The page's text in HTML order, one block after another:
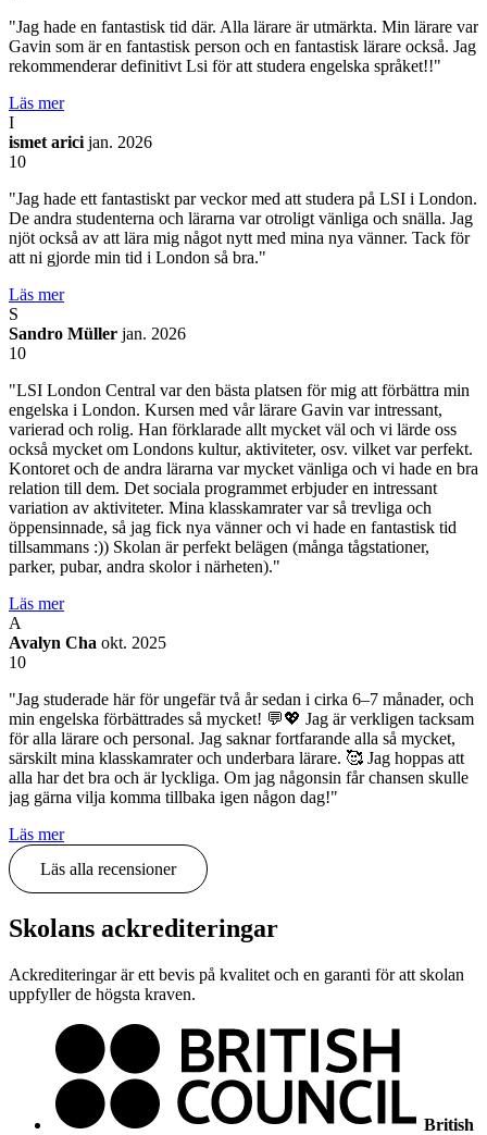
"Jag hade en fantastisk tid där. Alla lärare är utmärkta. Min lärare var
Gavin som är en fantastisk person och en fantastisk lärare också. Jag
rekommenderar definitivt Lsi för att studera engelska språket!!"
Läs mer
I
ismet arici jan. 2026
10
"Jag hade ett fantastiskt par veckor med att studera på LSI i London.
De andra studenterna och lärarna var otroligt vänliga och snälla. Jag
njöt också av att lära mig något nytt med mina nya vänner. Tack för
att ni gjorde min tid i London så bra."
Läs mer
S
Sandro Müller jan. 2026
10
"LSI London Central var den bästa platsen för mig att förbättra min
engelska i London. Kursen med vår lärare Gavin var intressant,
varierad och rolig. Han förklarade allt mycket väl och vi lärde oss
också mycket om Londons kultur, aktiviteter, osv. vilket var perfekt.
Kontoret och de andra lärarna var mycket vänliga och vi hade en bra
relation till dem. Det sociala programmet erbjuder en intressant
variation av aktiviteter. Mina klasskamrater var så trevliga och
öppensinnade, så jag fick nya vänner och vi hade en fantastisk tid
tillsammans :)) Skolan är perfekt belägen (många tågstationer,
parker, pubar, andra skolor i närheten)."
Läs mer
A
Avalyn Cha okt. 2025
10
"Jag studerade här för ungefär två år sedan i cirka 6–7 månader, och
min engelska förbättrades så mycket! 💬💖 Jag är verkligen tacksam
för alla lärare och personal. Jag saknar fortfarande alla så mycket,
särskilt mina klasskamrater och underbara lärare. 🥰 Jag hoppas att
alla har det bra och är lyckliga. Om jag någonsin får chansen skulle
jag gärna vilja komma tillbaka igen någon dag!"
Läs mer
Läs alla recensioner
Skolans ackrediteringar
Ackrediteringar är ett bevis på kvalitet och en garanti för att skolan
uppfyller de högsta kraven.
British